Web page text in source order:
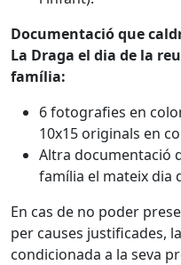
Documentació que
La Draga el dia de la
família:
6 fotografies en
10x15 originals en
Altra documentació
família el mateix dia
En cas de no poder
per causes justificades,
condicionada a la seva